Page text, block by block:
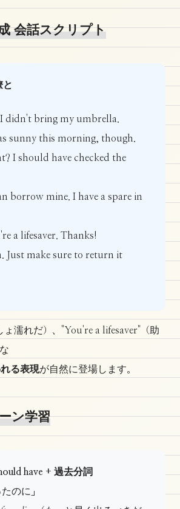
会話スクリプト
と
I didn't bring my umbrella.
sunny this morning, though.
I should have checked the
borrow mine. I have a spare in
a lifesaver. Thanks!
Just make sure to return it
ょ濡れだ）、"You're a lifesaver"（助
る表現が自然に登場します。
ン学習
have + 過去分詞
のに」